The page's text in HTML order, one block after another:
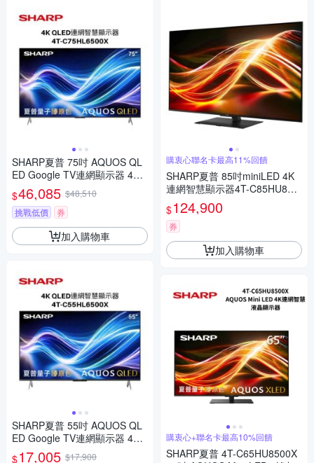
SHARP夏普 75吋 AQUOS QL
ED Google TV連網顯示器 4T-
C75HL6500X
$46,085 $48,510
挑戰低價
券
加入購物車
SHARP夏普 55吋 AQUOS QL
ED Google TV連網顯示器 4T-
C55HL6500X
$17,005 $17,900
購衷心聯名卡最高11%回饋
SHARP夏普 85吋miniLED 4K
連網智慧顯示器4T-C85HU850
0X 含標準安裝
$124,900
券
加入購物車
購衷心+聯名卡最高10%回饋
SHARP夏普 4T-C65HU8500X